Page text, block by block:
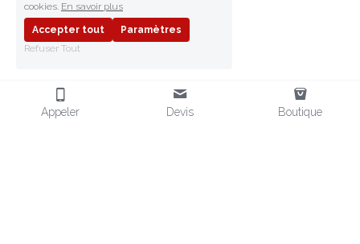
Appeler Devis Boutique
cookies. En savoir plus
Accepter tout
Paramètres
Refuser Tout